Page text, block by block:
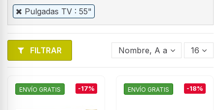
Pulgadas TV : 55"
FILTRAR Nombre, A a Z 16
ENVÍO GRATIS -17% ENVÍO GRATIS -18%